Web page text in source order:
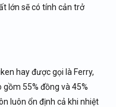
lớn sẽ có tính cản trở
hay được gọi là Ferry,
55% đồng và 45%
luôn ổn định cả khi nhiệt